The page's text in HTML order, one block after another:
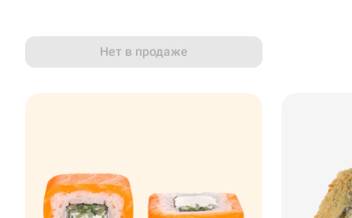
Нет в продаже